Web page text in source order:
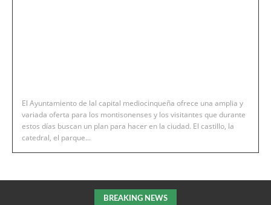
El Ayuntamiento de lal capital mediocinqueña ofrece una amplia y
variada oferta para los montisonenses y los visitantes que durante
estos días buscan un plan para hacer en la ciudad. El castillo, la
catedral, el parque...
BREAKING NEWS